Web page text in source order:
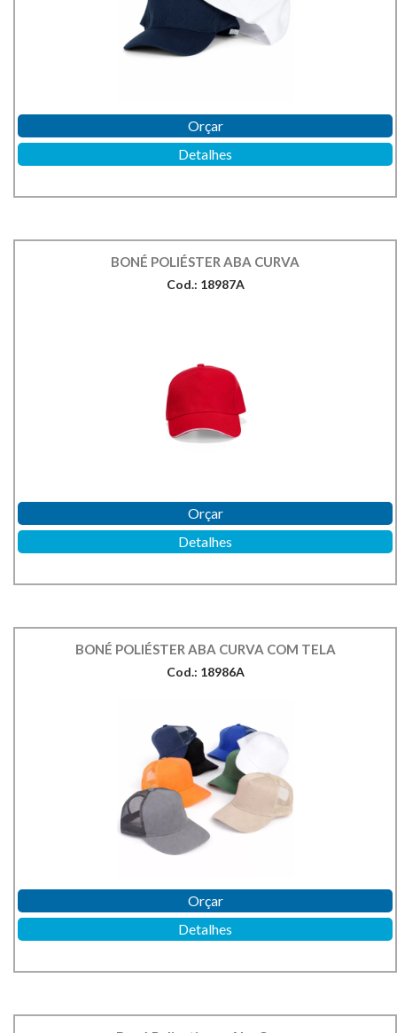
Orçar
Detalhes
BONÉ POLIÉSTER ABA CURVA
Cod.: 18987A
Orçar
Detalhes
BONÉ POLIÉSTER ABA CURVA COM TELA
Cod.: 18986A
Orçar
Detalhes